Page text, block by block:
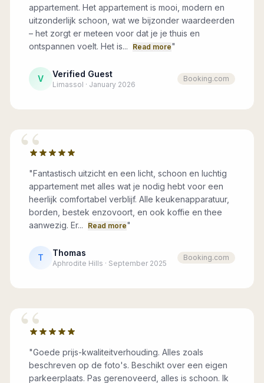
appartement. Het appartement is mooi, modern en
uitzonderlijk schoon, wat we bijzonder waardeerden
– het zorgt er meteen voor dat je je thuis en
ontspannen voelt. Het is...
Read more"
V Verified Guest
Limassol · January 2026
Booking.com
“
"Fantastisch uitzicht en een licht, schoon en luchtig
appartement met alles wat je nodig hebt voor een
heerlijk comfortabel verblijf. Alle keukenapparatuur,
borden, bestek enzovoort, en ook koffie en thee
aanwezig. Er...
Read more"
T Thomas
Aphrodite Hills · September 2025
Booking.com
“
"Goede prijs-kwaliteitverhouding. Alles zoals
beschreven op de foto's. Beschikt over een eigen
parkeerplaats. Pas gerenoveerd, alles is schoon. Ik